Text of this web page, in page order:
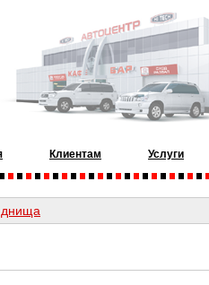
Клиентам Услуги